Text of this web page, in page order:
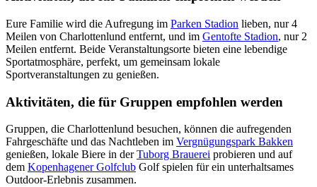
Eure Familie wird die Aufregung im Parken Stadion lieben, nur 4
Meilen von Charlottenlund entfernt, und im Gentofte Stadion, nur 2
Meilen entfernt. Beide Veranstaltungsorte bieten eine lebendige
Sportatmosphäre, perfekt, um gemeinsam lokale
Sportveranstaltungen zu genießen.
Aktivitäten, die für Gruppen empfohlen werden
Gruppen, die Charlottenlund besuchen, können die aufregenden
Fahrgeschäfte und das Nachtleben im Vergnügungspark Bakken
genießen, lokale Biere in derTuborg Brauerei probieren und auf
dem Kopenhagener Golfclub Golf spielen für ein unterhaltsames
Outdoor-Erlebnis zusammen.